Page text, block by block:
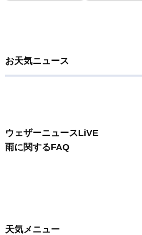
お天気ニュース
ウェザーニュースLiVE
雨に関するFAQ
天気メニュー